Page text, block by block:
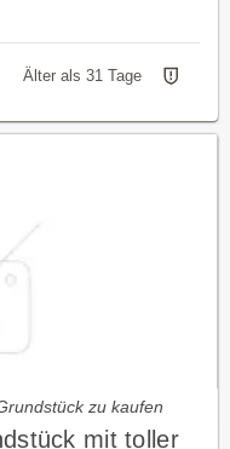
Älter als 31 Tage
zu kaufen
mit toller